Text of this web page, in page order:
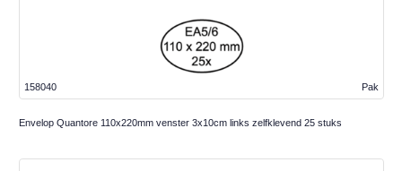
Pak
158040
Envelop Quantore 110x220mm venster 3x10cm links zelfklevend 25 stuks